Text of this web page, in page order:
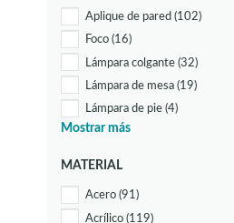
Aplique de pared (102)
Foco (16)
Lámpara colgante (32)
Lámpara de mesa (19)
Lámpara de pie (4)
Lámpara de techo
Panel led(4)
Mostrar más
MATERIAL
Acero (91)
Acrílico (119)